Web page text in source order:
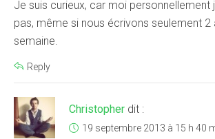
Je suis curieux, car moi personnellement
pas, même si nous écrivons seulement 2
semaine.
Reply
Christopher dit :
19 septembre 2013 à 15 h 40